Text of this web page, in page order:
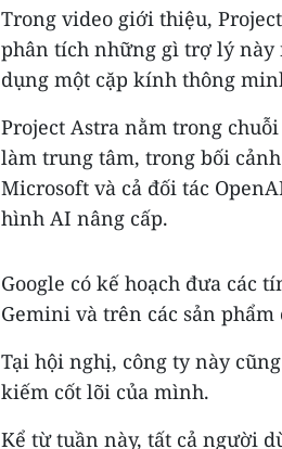
Trong video giới thiệu,
phân tích những gì trợ lý này
dụng một cặp kính thông
Project Astra nằm trong
làm trung tâm, trong bối
Microsoft và cả đối tác
hình AI nâng cấp.
Google có kế hoạch đưa các
Gemini và trên các sản
Tại hội nghị, công ty này
kiếm cốt lõi của mình.
Kể từ tuần này, tất cả người